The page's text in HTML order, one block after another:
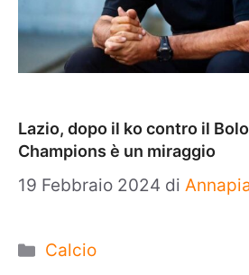
Lazio, dopo il ko contro il
Champions è un miraggio
19 Febbraio 2024 di
Categorie
Calcio